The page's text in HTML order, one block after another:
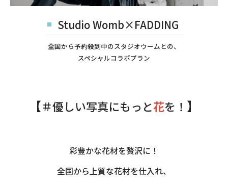
Studio Womb×FADDING
全国から予約殺到中のスタジオウームとの、
スペシャルコラボプラン
【＃優しい写真にもっと花を！ 】
彩豊かな花材を贅沢に！
全国から上質な花材を仕入れ、